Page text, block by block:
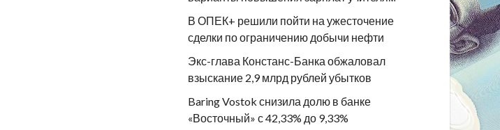
В ОПЕК+ решили пойти на ужесточение
сделки по ограничению добычи нефти
Экс-глава Констанс-Банка обжаловал
взыскание 2,9 млрд рублей убытков
Baring Vostok снизила долю в банке
«Восточный» с 42,33% до 9,33%